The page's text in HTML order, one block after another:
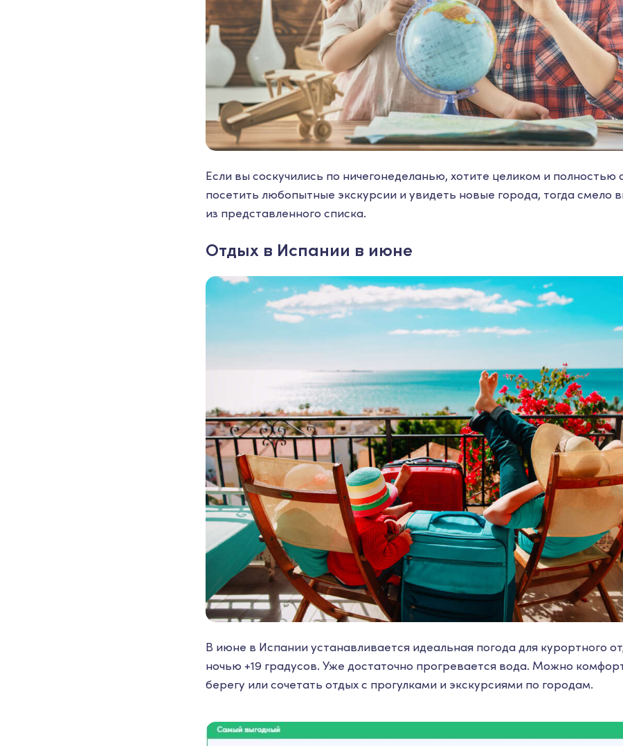
Если вы соскучились по ничегонеделанью, хотите целиком и полностью
посетить любопытные экскурсии и увидеть новые города, тогда смело
из представленного списка.
Отдых в Испании в июне
В июне в Испании устанавливается идеальная погода для курортного
ночью +19 градусов. Уже достаточно прогревается вода. Можно
берегу или сочетать отдых с прогулками и экскурсиями по городам.